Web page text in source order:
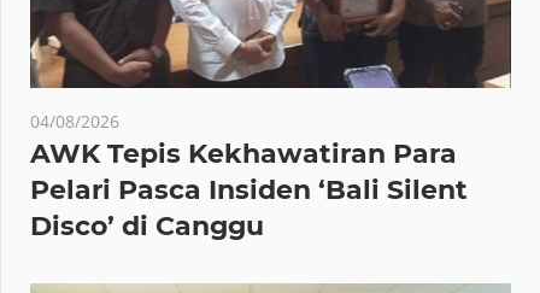
04/08/2026
AWK Tepis Kekhawatiran Para
Pelari Pasca Insiden ‘Bali Silent
Disco’ di Canggu